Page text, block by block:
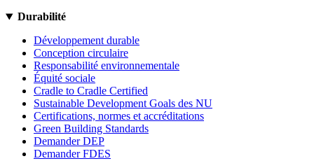
Durabilité
Développement durable
Conception circulaire
Responsabilité environnementale
Équité sociale
Cradle to Cradle Certified
Sustainable Development Goals des NU
Certifications, normes et accréditations
Green Building Standards
Demander DEP
Demander FDES